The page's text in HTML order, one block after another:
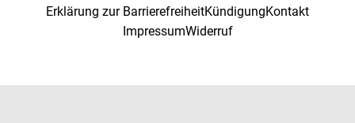
Erklärung zur BarrierefreiheitKündigungKontakt
ImpressumWiderruf